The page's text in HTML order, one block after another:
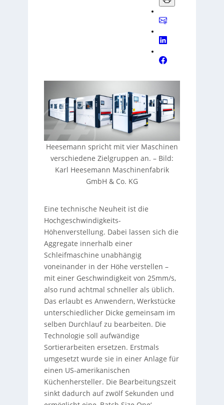
Heesemann spricht mit vier Maschinen
verschiedene Zielgruppen an. – Bild:
Karl Heesemann Maschinenfabrik
GmbH & Co. KG
Eine technische Neuheit ist die
Hochgeschwindigkeits-
Höhenverstellung. Dabei lassen sich die
Aggregate innerhalb einer
Schleifmaschine unabhängig
voneinander in der Höhe verstellen –
mit einer Geschwindigkeit von 25mm/s,
also rund achtmal schneller als üblich.
Das erlaubt es Anwendern, Werkstücke
unterschiedlicher Dicke gemeinsam im
selben Durchlauf zu bearbeiten. Die
Technologie soll aufwändige
Sortierarbeiten ersetzen. Erstmals
umgesetzt wurde sie in einer Anlage für
einen US-amerikanischen
Küchenhersteller. Die Bearbeitungszeit
sinkt dadurch auf zwölf Sekunden und